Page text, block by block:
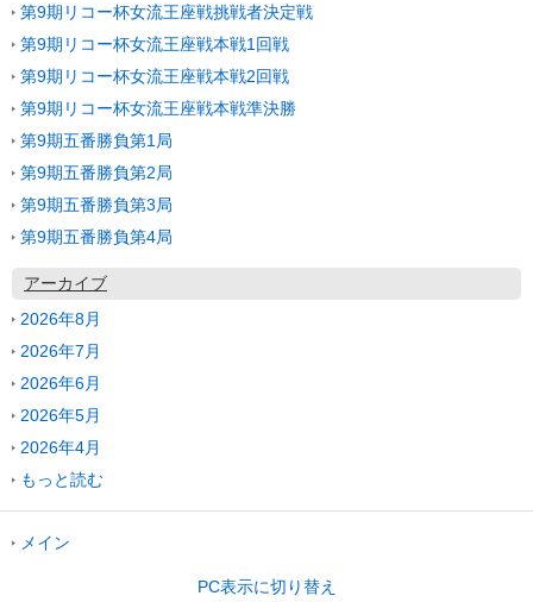
第9期リコー杯女流王座戦挑戦者決定戦
第9期リコー杯女流王座戦本戦1回戦
第9期リコー杯女流王座戦本戦2回戦
第9期リコー杯女流王座戦本戦準決勝
第9期五番勝負第1局
第9期五番勝負第2局
第9期五番勝負第3局
第9期五番勝負第4局
アーカイブ
2026年8月
2026年7月
2026年6月
2026年5月
2026年4月
もっと読む
メイン
PC表示に切り替え